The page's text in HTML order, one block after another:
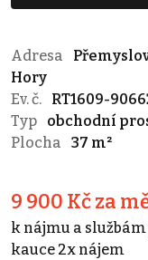
Adresa
Hory
Ev. č.
RT1609-
Typ
obchodní
Plocha
37 m²
9 900 Kč za
k nájmu a službám
kauce 2x nájem